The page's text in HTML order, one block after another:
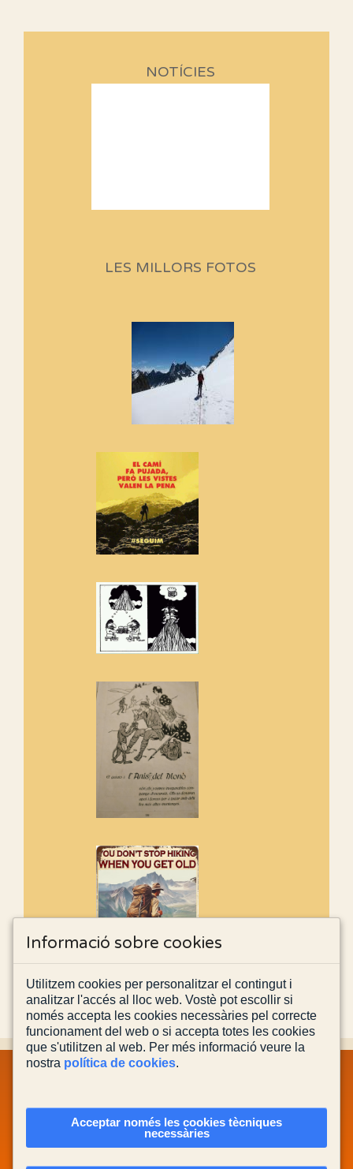
NOTÍCIES
programació d'aquest any
Si no podem caminar, alguna
Els Centpeus signen el
Manifest a favor dels Camins
adhereix-te al manifest!
Rebem un diploma dels
Amics de Sant Aniol d'Aguja
Els Centpeus estem implicats
de l'entorn de Sant Aniol
LES MILLORS FOTOS
POLÍTICA DE COOKIES
CONTACTA'NS
Informació sobre cookies
Utilitzem cookies per personalitzar el contingut i
analitzar l'accés al lloc web. Vostè pot escollir si
només accepta les cookies necessàries pel correcte
funcionament del web o si accepta totes les cookies
que s'utilitzen al web. Per més informació veure la
nostra política de cookies.
Acceptar només les cookies tècniques
necessàries